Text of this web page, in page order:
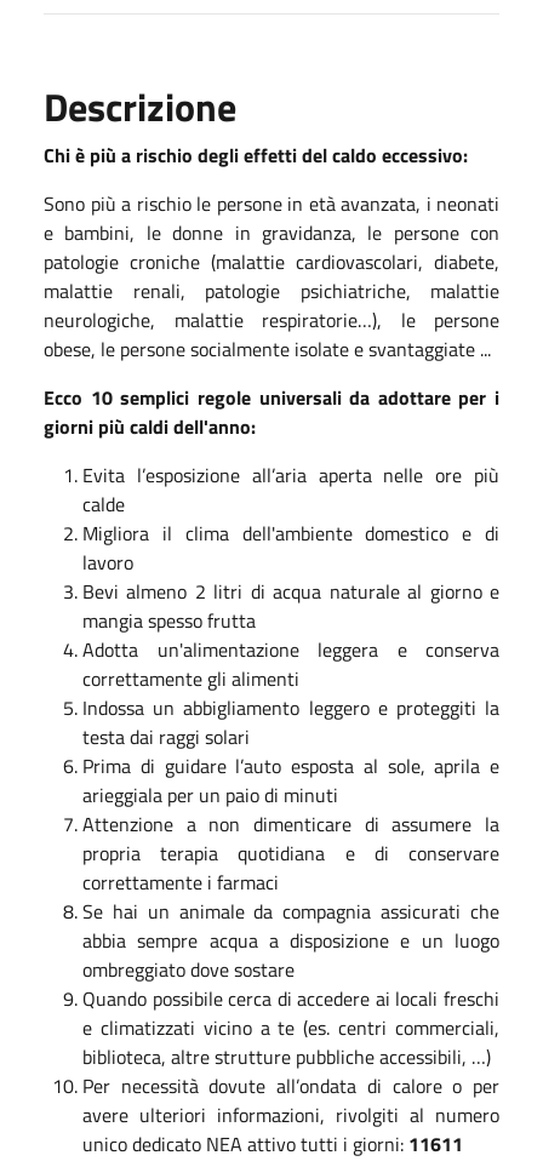
Descrizione
Chi è più a rischio degli effetti del caldo eccessivo:
Sono più a rischio le persone in età avanzata, i neonati
e bambini, le donne in gravidanza, le persone con
patologie croniche (malattie cardiovascolari, diabete,
malattie renali, patologie psichiatriche, malattie
neurologiche, malattie respiratorie…), le persone
obese, le persone socialmente isolate e svantaggiate ...
Ecco 10 semplici regole universali da adottare per i
giorni più caldi dell'anno:
Evita l’esposizione all’aria aperta nelle ore più
calde
Migliora il clima dell'ambiente domestico e di
lavoro
Bevi almeno 2 litri di acqua naturale al giorno e
mangia spesso frutta
Adotta un'alimentazione leggera e conserva
correttamente gli alimenti
Indossa un abbigliamento leggero e proteggiti la
testa dai raggi solari
Prima di guidare l’auto esposta al sole, aprila e
arieggiala per un paio di minuti
Attenzione a non dimenticare di assumere la
propria terapia quotidiana e di conservare
correttamente i farmaci
Se hai un animale da compagnia assicurati che
abbia sempre acqua a disposizione e un luogo
ombreggiato dove sostare
Quando possibile cerca di accedere ai locali freschi
e climatizzati vicino a te (es. centri commerciali,
biblioteca, altre strutture pubbliche accessibili, …)
Per necessità dovute all’ondata di calore o per
avere ulteriori informazioni, rivolgiti al numero
unico dedicato NEA attivo tutti i giorni: 11611